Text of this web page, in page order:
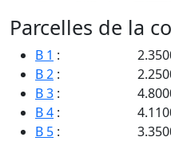
Parcelles de la
B 1 :
B 2 :
B 3 :
B 4 :
B 5 :